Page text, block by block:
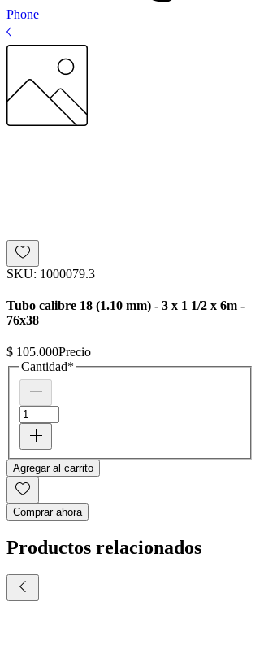
Phone
SKU: 1000079.3
Tubo calibre 18 (1.10 mm) - 3 x 1 1/2 x 6m -
76x38
$ 105.000Precio
Cantidad*
Agregar al carrito
Comprar ahora
Productos relacionados